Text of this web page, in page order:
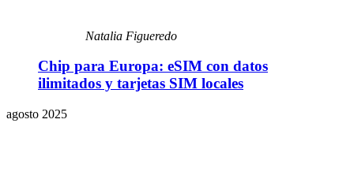
Natalia Figueredo
Chip para Europa: eSIM con datos
ilimitados y tarjetas SIM locales
agosto 2025